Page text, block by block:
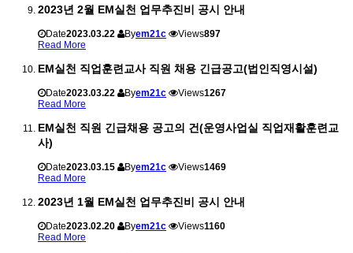
2023년 2월 EM실천 업무추진비 공시 안내
Date2023.03.22 Byem21c Views897
Read More
EM실천 직업훈련교사 직원 채용 긴급공고(법인직영시설)
Date2023.03.22 Byem21c Views1267
Read More
EM실천 직원 긴급채용 공고의 건(운영사업실 직업재활훈련교
사)
Date2023.03.15 Byem21c Views1469
Read More
2023년 1월 EM실천 업무추진비 공시 안내
Date2023.02.20 Byem21c Views1160
Read More